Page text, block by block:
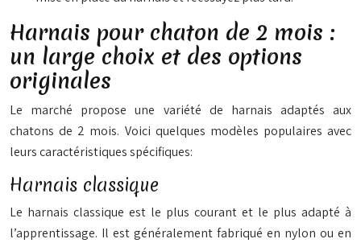
Harnais pour chaton de 2 mois :
un large choix et des options
originales
Le marché propose une variété de harnais adaptés aux
chatons de 2 mois. Voici quelques modèles populaires avec
leurs caractéristiques spécifiques:
Harnais classique
Le harnais classique est le plus courant et le plus adapté à
l’apprentissage. Il est généralement fabriqué en nylon ou en